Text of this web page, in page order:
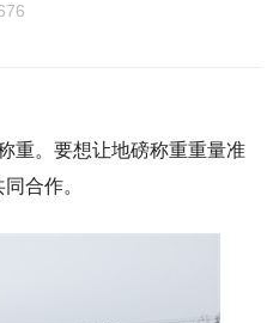
重。要想让地磅称重重量准
合作。